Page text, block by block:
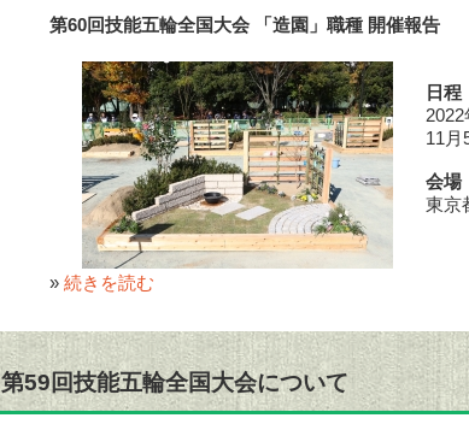
第60回技能五輪全国大会 「造園」職種 開催報告
日程
2022
11
会場
東京
» 続きを読む
第59回技能五輪全国大会について